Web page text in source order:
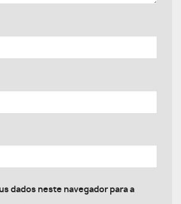
dados neste navegador para a